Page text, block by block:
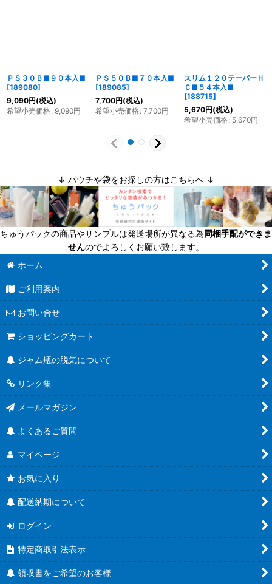
ＰＳ３０Ｂ■９０本入■
[189080]
9,090円(税込)
希望小売価格: 9,090円
ＰＳ５０Ｂ■７０本入■
[189085]
7,700円(税込)
希望小売価格: 7,700円
スリム１２０テーパーＨ
Ｃ■５４本入■
[188715]
5,670円(税込)
希望小売価格: 5,670円
↓ パウチや袋をお探しの方はこちらへ ↓
ちゅうパックの商品やサンプルは発送場所が異なる為同梱手配ができま
せんのでよろしくお願い致します。
ホーム
ご利用案内
お問い合せ
ショッピングカート
ジャム瓶の脱気について
リンク集
メールマガジン
よくあるご質問
マイページ
お気に入り
配送納期について
ログイン
特定商取引法表示
領収書をご希望のお客様